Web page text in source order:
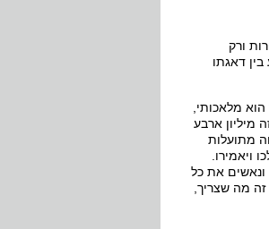
ורק
דאגתו
מלאכותי,
מיליון ארבע
של משפחה מתועלות
ויאמירו.
ונאשים את כל
מה שצריך,